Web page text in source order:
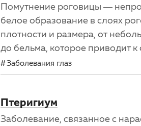
Помутнение роговицы —
белое образование в слоях
плотности и размера, от
до бельма, которое приводит к
Заболевания глаз
Птеригиум
Заболевание, связанное с